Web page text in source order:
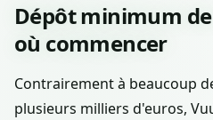
Dépôt minimum
où commencer
Contrairement à beaucoup
plusieurs milliers d'euros,